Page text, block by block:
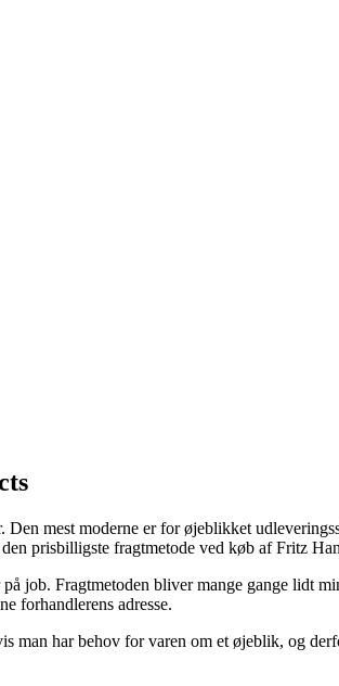
mest moderne er for øjeblikket
prisbilligste fragtmetode ved køb af Fritz
job. Fragtmetoden bliver mange gange lidt
forhandlerens adresse.
har behov for varen om et øjeblik, og